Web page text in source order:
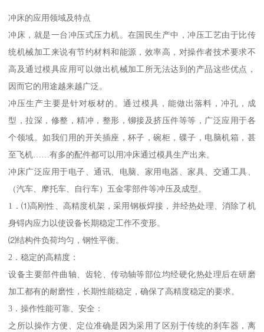
冲床的应用领域及特点
冲床，就是一台冲压式压力机。在国民生产中，冲压工艺由于比传
统机械加工来说有节约材料和能源，效率高，对操作者技术要求不
高及通过模具应用可以做出机械加工所无法达到的产品这些优点，
因而它的用途越来越广泛。
冲压生产主要是针对板材的。通过模具，能做出落料，冲孔，成
型，拉深，修整，精冲，整形，铆接及挤压件等等，广泛应用于各
个领域。如我们用的开关插座，杯子，碗柜，碟子，电脑机箱，甚
至飞机……有多的配件都可以用冲床通过模具生产出来。
冲床广泛应用于电子、通讯、电脑、家用电器、家具、交通工具、
（汽车、摩托车、自行车）五金零部件等冲压及成型。
1．⑴高刚性、高精度机架，采用钢板焊接，并经热处理、消除了机
身锝内应力以使设备长期稳定工作不变形。
⑵结构件负荷均匀，钢性平衡。
2．稳定的高精度：
设备主要部件曲轴、齿轮、传动轴等部位均经硬化热处理后在研磨
加工都有的耐磨性，长期性能稳定，确保了高精度稳定的要求。
3．操作性能可靠、安全：
之所以操作方便、定位准确是因为采用了区别于传统的刹车器，离